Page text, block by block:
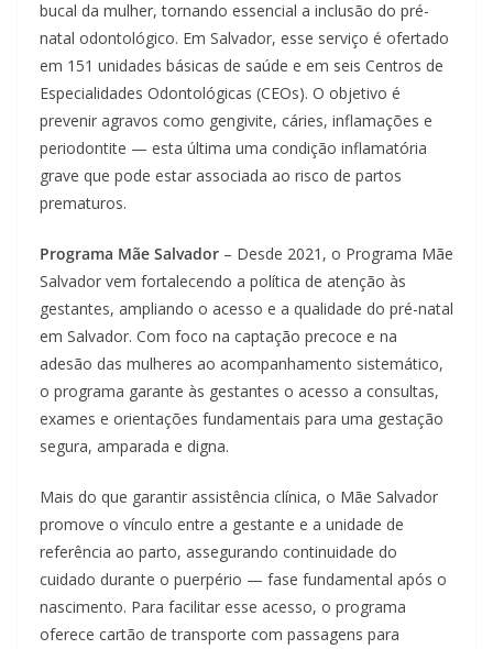
bucal da mulher, tornando essencial a inclusão do pré-
natal odontológico. Em Salvador, esse serviço é ofertado
em 151 unidades básicas de saúde e em seis Centros de
Especialidades Odontológicas (CEOs). O objetivo é
prevenir agravos como gengivite, cáries, inflamações e
periodontite — esta última uma condição inflamatória
grave que pode estar associada ao risco de partos
prematuros.
Programa Mãe Salvador – Desde 2021, o Programa Mãe
Salvador vem fortalecendo a política de atenção às
gestantes, ampliando o acesso e a qualidade do pré-natal
em Salvador. Com foco na captação precoce e na
adesão das mulheres ao acompanhamento sistemático,
o programa garante às gestantes o acesso a consultas,
exames e orientações fundamentais para uma gestação
segura, amparada e digna.
Mais do que garantir assistência clínica, o Mãe Salvador
promove o vínculo entre a gestante e a unidade de
referência ao parto, assegurando continuidade do
cuidado durante o puerpério — fase fundamental após o
nascimento. Para facilitar esse acesso, o programa
oferece cartão de transporte com passagens para